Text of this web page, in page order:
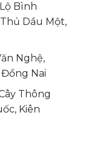
Bình
Dầu Một,
Nghệ,
Nai
Thông
Kiên